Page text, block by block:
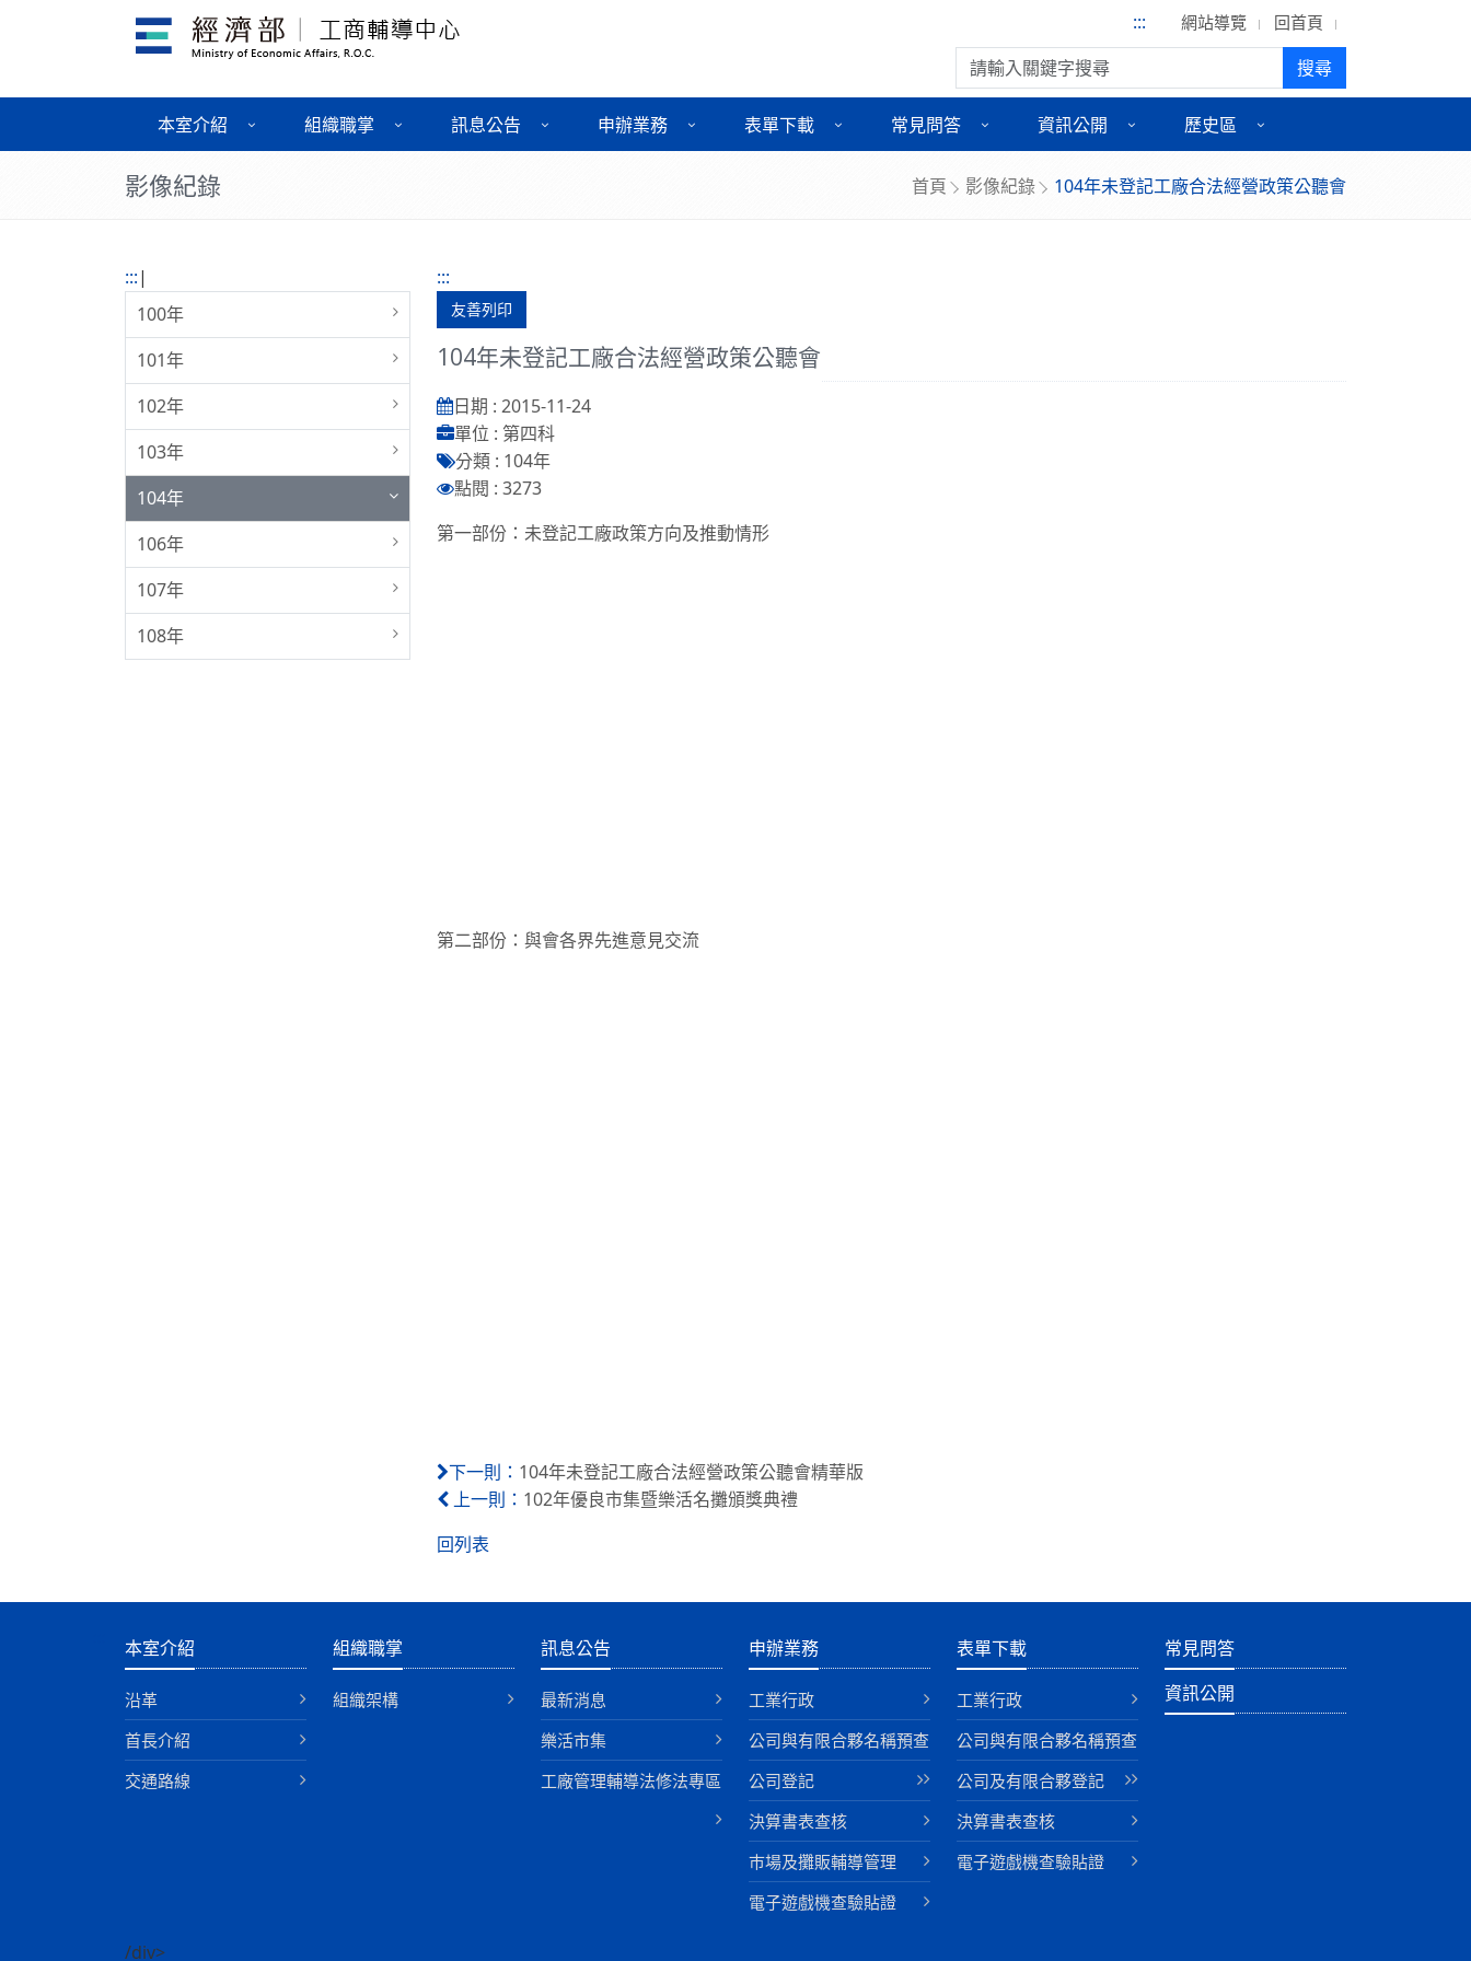
::: 網站導覽 回首頁
搜尋: 搜尋
本室介紹 組織職掌 訊息公告 申辦業務 表單下載 常見問答 資訊公開 歷史區
影像紀錄 首頁 影像紀錄 104年未登記工廠合法經營政策公聽會
:::|
100年
101年
102年
103年
104年
106年
107年
108年
:::
友善列印
104年未登記工廠合法經營政策公聽會
日期 : 2015-11-24
單位 : 第四科
分類 : 104年
點閱 : 3273
第一部份：未登記工廠政策方向及推動情形
第二部份：與會各界先進意見交流
下一則： 104年未登記工廠合法經營政策公聽會精華版
上一則： 102年優良市集暨樂活名攤頒獎典禮
回列表
本室介紹
沿革
首長介紹
交通路線
組織職掌
組織架構
訊息公告
最新消息
樂活市集
工廠管理輔導法修法專區
申辦業務
工業行政
公司與有限合夥名稱預查
公司登記
決算書表查核
巿場及攤販輔導管理
電子遊戲機查驗貼證
表單下載
工業行政
公司與有限合夥名稱預查
公司及有限合夥登記
決算書表查核
電子遊戲機查驗貼證
常見問答
資訊公開
/div>